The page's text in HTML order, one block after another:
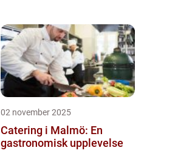
02 november 2025
Catering i Malmö: En
gastronomisk upplevelse